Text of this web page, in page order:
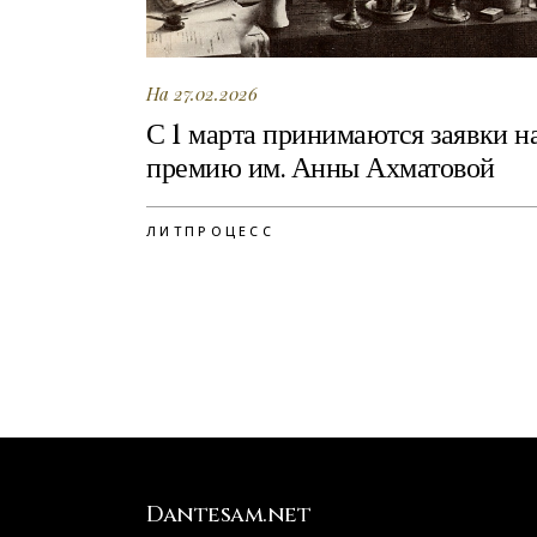
На 27.02.2026
С 1 марта принимаются заявки
премию им. Анны Ахматовой
ЛИТПРОЦЕСС
Dantesam.net